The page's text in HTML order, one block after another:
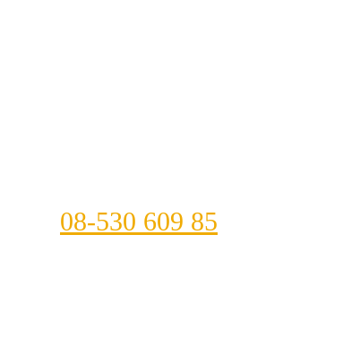
08-530 609 85